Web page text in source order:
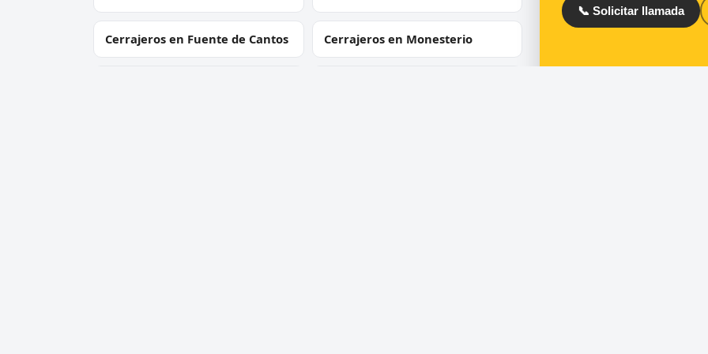
Cerrajeros en Fuente de Cantos Cerrajeros en Monesterio
📞 Solicitar llamada